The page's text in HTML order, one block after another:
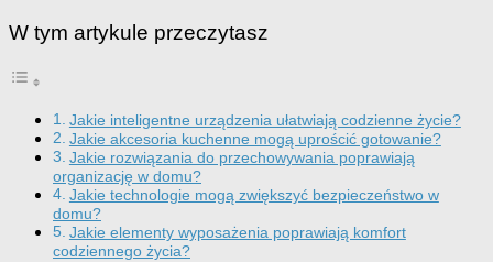
W tym artykule przeczytasz
Jakie inteligentne urządzenia ułatwiają codzienne życie?
Jakie akcesoria kuchenne mogą uprościć gotowanie?
Jakie rozwiązania do przechowywania poprawiają
organizację w domu?
Jakie technologie mogą zwiększyć bezpieczeństwo w
domu?
Jakie elementy wyposażenia poprawiają komfort
codziennego życia?